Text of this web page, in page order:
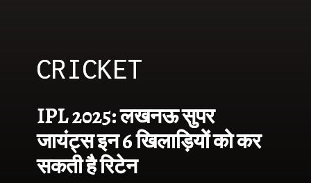
CRICKET
IPL 2025: लखनऊ सुपर
जायंट्स इन 6 खिलाड़ियों को कर
सकती है रिटेन
CRICKET
IPL 2025: लखनऊ सुपर
जायंट्स इन 6 खिलाड़ियों को कर
सकती है रिटेन